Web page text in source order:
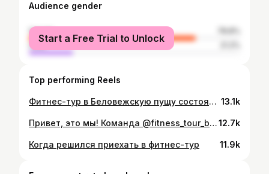
Audience gender
female
male
Start a Free Trial to Unlock
Top performing Reels
Фитнес-тур в Беловежскую пущу состоялся 🔥 Мы много тренировались, катались на велосипедах вокруг пущи, плавали в бассейне, играли в теннис, загадывали желания у Деда Мороза, дарили много подарков, парились в бане, знакомились с зубрами, спали на мягких кроватях и просто получали удовольствие от наших совместных трех дней ❤️ Спасибо огромное всем участникам, кто с нами был 👍 13.1k
Привет, это мы! Команда @fitness_tour_belarus ❤️12.7k
Когда решился приехать в фитнес-тур 11.9k